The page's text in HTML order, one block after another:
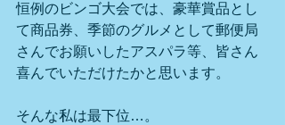
恒例のビンゴ大会では、豪華賞品とし
て商品券、季節のグルメとして郵便局
さんでお願いしたアスパラ等、皆さん
喜んでいただけたかと思います。
そんな私は最下位…。